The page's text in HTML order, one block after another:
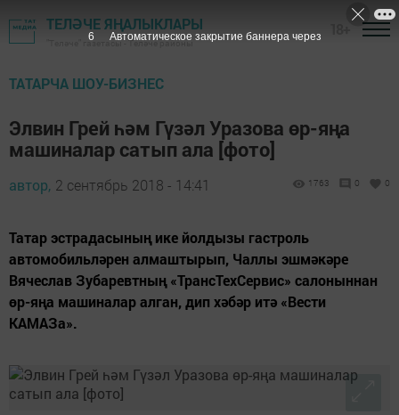
ТЕЛӘЧЕ ЯҢАЛЫКЛАРЫ
"Теләче" газетасы - Теләче районы
ТАТАРЧА ШОУ-БИЗНЕС
Элвин Грей һәм Гүзәл Уразова өр-яңа
машиналар сатып ала [фото]
автор, 2 сентябрь 2018 - 14:41 1763 0 0
Татар эстрадасының ике йолдызы гастроль
автомобильләрен алмаштырып, Чаллы эшмәкәре
Вячеслав Зубаревтның «ТрансТехСервис» салоныннан
өр-яңа машиналар алган, дип хәбәр итә «Вести
КАМАЗа».
5 Автоматическое закрытие баннера через